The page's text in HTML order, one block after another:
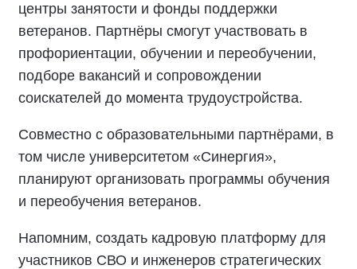
центры занятости и фонды поддержки
ветеранов. Партнёры смогут участвовать в
профориентации, обучении и переобучении,
подборе вакансий и сопровождении
соискателей до момента трудоустройства.
Совместно с образовательными партнёрами, в
том числе университетом «Синергия»,
планируют организовать программы обучения
и переобучения ветеранов.
Напомним, создать кадровую платформу для
участников СВО и инженеров стратегических